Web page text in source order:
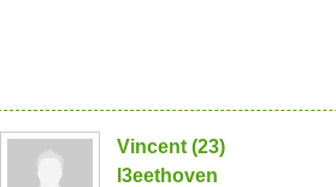
Vincent (23)
l3eethoven